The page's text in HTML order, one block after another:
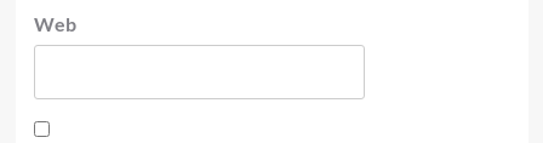
Web